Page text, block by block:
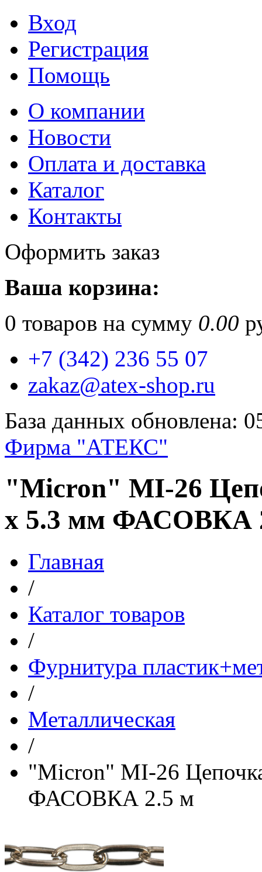
Вход
Регистрация
Помощь
О компании
Новости
Оплата и доставка
Каталог
Контакты
Оформить заказ
Ваша корзина:
0 товаров на сумму 0.00
+7 (342) 236 55 07
zakaz@atex-shop.ru
База данных обновлена:
Фирма "АТЕКС"
"Micron" MI-26
x 5.3 мм ФАСОВКА
Главная
/
Каталог товаров
/
Фурнитура
/
Металлическая
/
"Micron" MI-26
ФАСОВКА 2.5 м